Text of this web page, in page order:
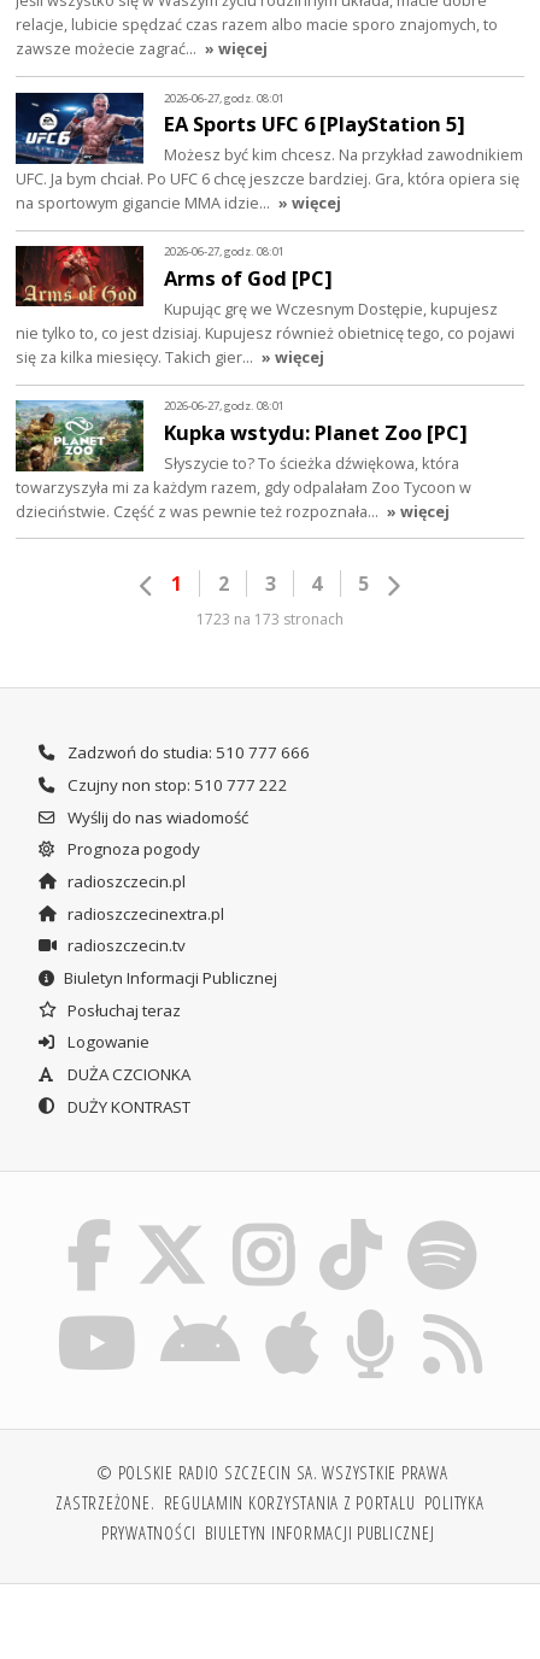
relacje, lubicie spędzać czas razem albo macie sporo znajomych, to
zawsze możecie zagrać… » więcej
2026-06-27, godz. 08:01
EA Sports UFC 6 [PlayStation 5]
Możesz być kim chcesz. Na przykład zawodnikiem
UFC. Ja bym chciał. Po UFC 6 chcę jeszcze bardziej. Gra, która opiera się
na sportowym gigancie MMA idzie… » więcej
2026-06-27, godz. 08:01
Arms of God [PC]
Kupując grę we Wczesnym Dostępie, kupujesz
nie tylko to, co jest dzisiaj. Kupujesz również obietnicę tego, co pojawi
się za kilka miesięcy. Takich gier… » więcej
2026-06-27, godz. 08:01
Kupka wstydu: Planet Zoo [PC]
Słyszycie to? To ścieżka dźwiękowa, która
towarzyszyła mi za każdym razem, gdy odpalałam Zoo Tycoon w
dzieciństwie. Część z was pewnie też rozpoznała… » więcej
1 2 3 4 5
1723 na 173 stronach
Zadzwoń do studia: 510 777 666
Czujny non stop: 510 777 222
Wyślij do nas wiadomość
Prognoza pogody
radioszczecin.pl
radioszczecinextra.pl
radioszczecin.tv
Biuletyn Informacji Publicznej
Posłuchaj teraz
Logowanie
DUŻA CZCIONKA
DUŻY KONTRAST
© POLSKIE RADIO SZCZECIN SA. WSZYSTKIE PRAWA
ZASTRZEŻONE. REGULAMIN KORZYSTANIA Z PORTALU POLITYKA
PRYWATNOŚCI BIULETYN INFORMACJI PUBLICZNEJ